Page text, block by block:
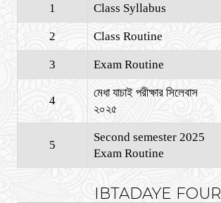
1 Class Syllabus
2 Class Routine
3 Exam Routine
4
মেধা যাচাই পরীক্ষার সিলেবাস
২০২৫
5
Second semester 2025
Exam Routine
IBTADAYE FOUR